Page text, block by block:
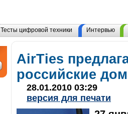
Тесты цифровой техники Интервью
AirTies
российские
28.01.2010 03:29
версия для печати